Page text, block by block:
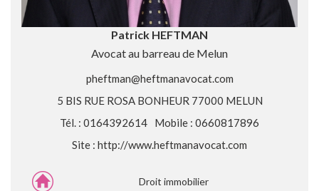
Patrick HEFTMAN
Avocat au barreau de Melun
pheftman@heftmanavocat.com
5 BIS RUE ROSA BONHEUR 77000 MELUN
Tél. : 0164392614
Mobile : 0660817896
Site : http://www.heftmanavocat.com
Droit immobilier